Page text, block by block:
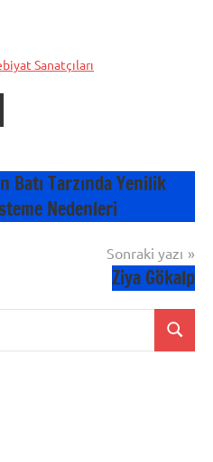
Sanatçıları
Batı Tarzında Yenilik
Nedenleri
Sonraki yazı
Ziya Gökalp
Ara